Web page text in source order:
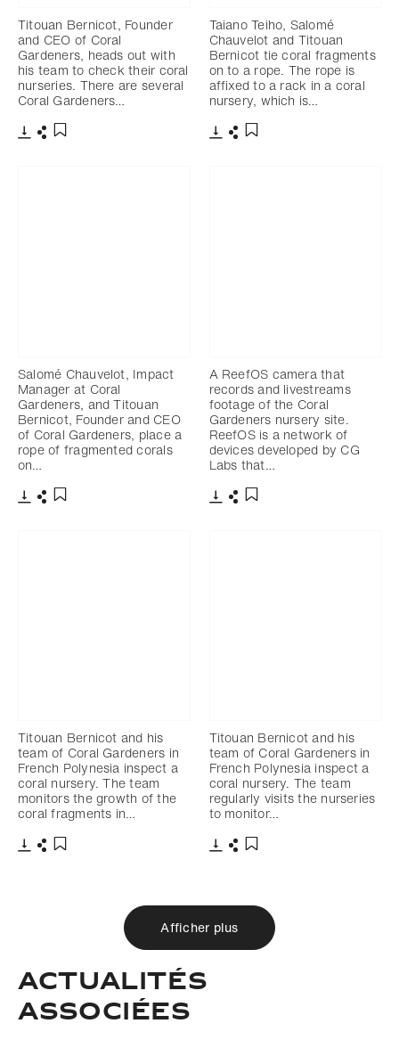
Titouan Bernicot, Founder
and CEO of Coral
Gardeners, heads out with
his team to check their coral
nurseries. There are several
Coral Gardeners…
Taiano Teiho, Salomé
Chauvelot and Titouan
Bernicot tie coral fragments
on to a rope. The rope is
affixed to a rack in a coral
nursery, which is…
Salomé Chauvelot, Impact
Manager at Coral
Gardeners, and Titouan
Bernicot, Founder and CEO
of Coral Gardeners, place a
rope of fragmented corals
on…
A ReefOS camera that
records and livestreams
footage of the Coral
Gardeners nursery site.
ReefOS is a network of
devices developed by CG
Labs that…
Titouan Bernicot and his
team of Coral Gardeners in
French Polynesia inspect a
coral nursery. The team
monitors the growth of the
coral fragments in…
Titouan Bernicot and his
team of Coral Gardeners in
French Polynesia inspect a
coral nursery. The team
regularly visits the nurseries
to monitor…
Afficher plus
Actualités
associées